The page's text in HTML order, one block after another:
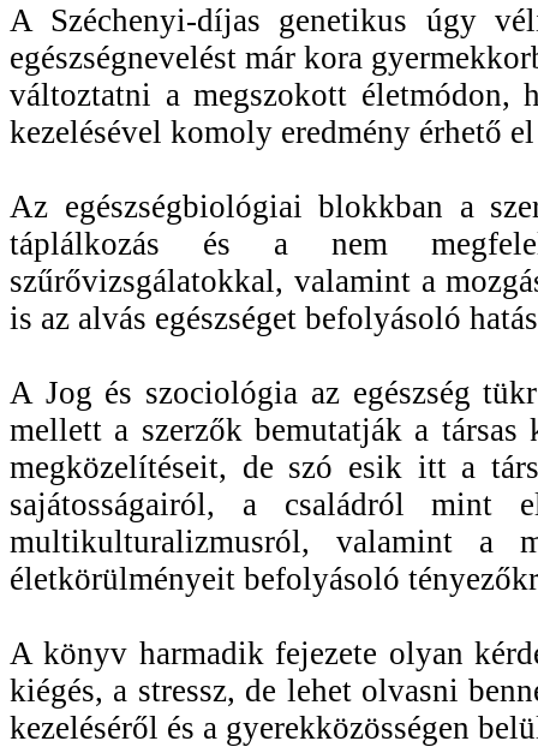
A Széchenyi-díjas genetikus úgy
egészségnevelést már kora
változtatni a megszokott életmódon,
kezelésével komoly eredmény érhető
Az egészségbiológiai blokkban a
táplálkozás és a nem
szűrővizsgálatokkal, valamint a
is az alvás egészséget befolyásoló
A Jog és szociológia az egészség
mellett a szerzők bemutatják a társas
megközelítéseit, de szó esik itt a
sajátosságairól, a családról mint
multikulturalizmusról, valamint a
életkörülményeit befolyásoló
A könyv harmadik fejezete olyan
kiégés, a stressz, de lehet olvasni
kezeléséről és a gyerekközösségen